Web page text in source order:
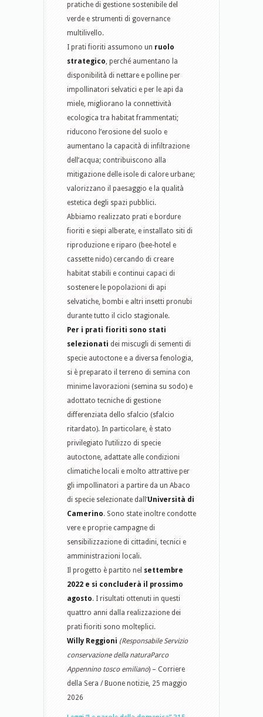
pratiche di gestione sostenibile del
verde e strumenti di governance
multilivello.
I prati fioriti assumono un ruolo
strategico, perché aumentano la
disponibilità di nettare e polline per
impollinatori selvatici e per le api da
miele, migliorano la connettività
ecologica tra habitat frammentati;
riducono l’erosione del suolo e
aumentano la capacità di infiltrazione
dell’acqua; contribuiscono alla
mitigazione delle isole di calore urbane;
valorizzano il paesaggio e la qualità
estetica degli spazi pubblici.
Abbiamo realizzato prati e bordure
fioriti e siepi alberate, e installato siti di
riproduzione e riparo (bee-hotel e
cassette nido) cercando di creare
habitat stabili e continui capaci di
sostenere le popolazioni di api
selvatiche, bombi e altri insetti pronubi
durante tutto il ciclo stagionale.
Per i prati fioriti sono stati
selezionati dei miscugli di sementi di
specie autoctone e a diversa fenologia,
si è preparato il terreno di semina con
minime lavorazioni (semina su sodo) e
adottato tecniche di gestione
differenziata dello sfalcio (sfalcio
ritardato). In particolare, è stato
privilegiato l’utilizzo di specie
autoctone, adattate alle condizioni
climatiche locali e molto attrattive per
gli impollinatori a partire da un Abaco
di specie selezionate dall’Università di
Camerino. Sono state inoltre condotte
vere e proprie campagne di
sensibilizzazione di cittadini, tecnici e
amministrazioni locali.
Il progetto è partito nel settembre
2022 e si concluderà il prossimo
agosto. I risultati ottenuti in questi
quattro anni dalla realizzazione dei
prati fioriti sono molteplici.
Willy Reggioni (Responsabile Servizio
conservazione della naturaParco
Appennino tosco emiliano) – Corriere
della Sera / Buone notizie, 25 maggio
2026